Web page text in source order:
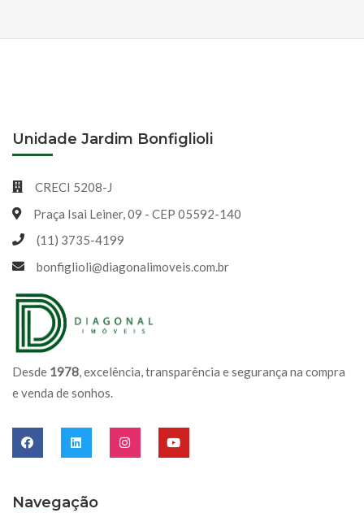
Desde 1978, excelência, transparência e segurança na compra
e venda de sonhos.
Navegação
Unidade Jardim Bonfiglioli
CRECI 5208-J
Praça Isai Leiner, 09 - CEP 05592-140
(11) 3735-4199
bonfiglioli@diagonalimoveis.com.br